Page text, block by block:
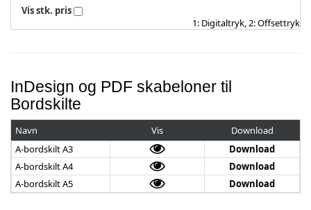
Vis stk. pris
1: Digitaltryk, 2: Offsettryk
InDesign og PDF skabeloner til
Bordskilte
Navn Vis
Download
A-bordskilt A3
Download
A-bordskilt A4
Download
A-bordskilt A5
Download